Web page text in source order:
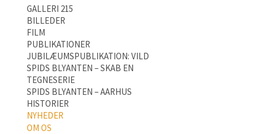
GALLERI 215
BILLEDER
FILM
PUBLIKATIONER
JUBILÆUMSPUBLIKATION: VILD
SPIDS BLYANTEN – SKAB EN
TEGNESERIE
SPIDS BLYANTEN – AARHUS
HISTORIER
NYHEDER
OM OS